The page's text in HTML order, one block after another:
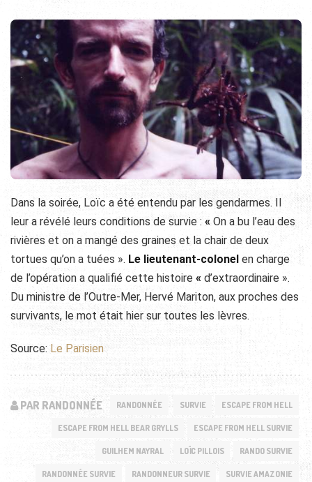
Dans la soirée, Loïc a été entendu par les gendarmes. Il
leur a révélé leurs conditions de survie : « On a bu l’eau des
rivières et on a mangé des graines et la chair de deux
tortues qu’on a tuées ». Le lieutenant-colonel en charge
de l’opération a qualifié cette histoire « d’extraordinaire ».
Du ministre de l’Outre-Mer, Hervé Mariton, aux proches des
survivants, le mot était hier sur toutes les lèvres.
Source: Le Parisien
PAR RANDONNÉE RANDONNÉE SURVIE ESCAPE FROM HELL
ESCAPE FROM HELL BEAR GRYLLS ESCAPE FROM HELL SURVIE
GUILHEM NAYRAL LOÏC PILLOIS RANDO SURVIE
RANDONNÉE SURVIE RANDONNEUR SURVIE SURVIE AMAZONIE